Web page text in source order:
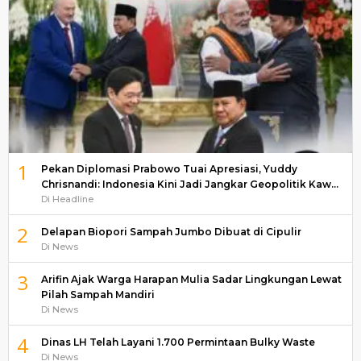
1
Pekan Diplomasi Prabowo Tuai Apresiasi, Yuddy
Chrisnandi: Indonesia Kini Jadi Jangkar Geopolitik Kaw…
Di Headline
2 Delapan Biopori Sampah Jumbo Dibuat di Cipulir
Di News
3
Arifin Ajak Warga Harapan Mulia Sadar Lingkungan Lewat
Pilah Sampah Mandiri
Di News
4 Dinas LH Telah Layani 1.700 Permintaan Bulky Waste
Di News